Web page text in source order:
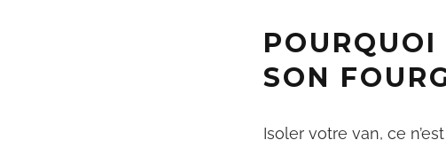
SON
Isoler votre van, ce